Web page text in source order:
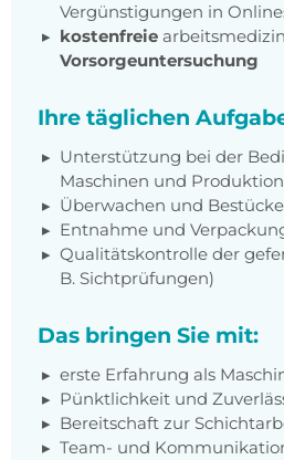
Vergünstigungen in
kostenfreie
Vorsorgeuntersuchung
Ihre täglichen
Unterstützung bei der
Maschinen und
Überwachen und
Entnahme und
Qualitätskontrolle der
B. Sichtprüfungen)
Das bringen Sie mit:
erste Erfahrung als
Pünktlichkeit und
Bereitschaft zur
Team- und